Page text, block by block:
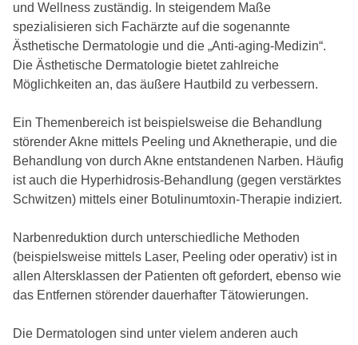
und Wellness zuständig. In steigendem Maße
spezialisieren sich Fachärzte auf die sogenannte
Ästhetische Dermatologie und die „Anti-aging-Medizin“.
Die Ästhetische Dermatologie bietet zahlreiche
Möglichkeiten an, das äußere Hautbild zu verbessern.
Ein Themenbereich ist beispielsweise die Behandlung
störender Akne mittels Peeling und Aknetherapie, und die
Behandlung von durch Akne entstandenen Narben. Häufig
ist auch die Hyperhidrosis-Behandlung (gegen verstärktes
Schwitzen) mittels einer Botulinumtoxin-Therapie indiziert.
Narbenreduktion durch unterschiedliche Methoden
(beispielsweise mittels Laser, Peeling oder operativ) ist in
allen Altersklassen der Patienten oft gefordert, ebenso wie
das Entfernen störender dauerhafter Tätowierungen.
Die Dermatologen sind unter vielem anderen auch